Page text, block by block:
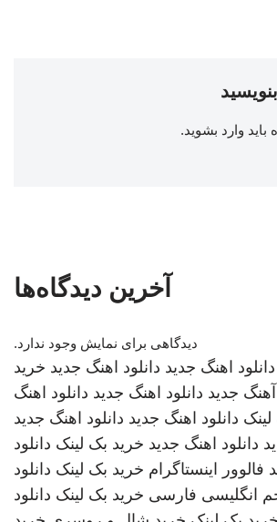
باید وارد بشوید.
آخرین دیدگاه‌ها
دیدگاهی برای نمایش وجود ندارد.
دانلود اهنگ جدید دانلود اهنگ جدید خرید
آهنگ جدید دانلود اهنگ جدید دانلود اهنگ
دانلود اهنگ جدید دانلود اهنگ جدید
دانلود اهنگ جدید خرید بک لینک دانلود
فالوور اینستاگرام خرید بک لینک دانلود
انگلیسی فارسی خرید بک لینک دانلود